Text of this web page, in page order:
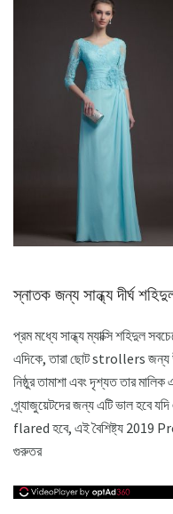
স্নাতক জন্য সান্ধ্য দীর্ঘ
প্রম মধ্যে সান্ধ্য ম্যাক্সি শহিদুল
এদিকে, তারা ছোট strollers জন্য
নিষ্ঠুর তামাশা এবং দৃশ্যত তার
গ্র্যাজুয়েটদের জন্য এটি ভাল হবে
flared হবে, এই বৈশিষ্ট্য 2019
গুরুতর